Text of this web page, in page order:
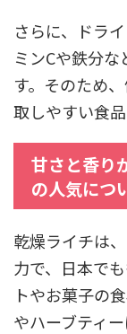
さらに、ドラ
ミンCや鉄分
す。そのため
取しやすい食品
甘さと香り
の人気につ
乾燥ライチは
力で、日本で
トやお菓子の
やハーブティ